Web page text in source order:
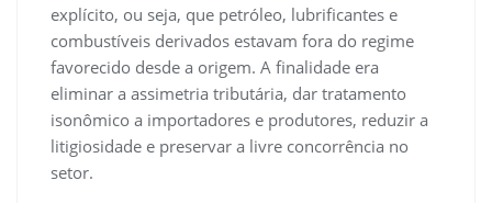
explícito, ou seja, que petróleo, lubrificantes e
combustíveis derivados estavam fora do regime
favorecido desde a origem. A finalidade era
eliminar a assimetria tributária, dar tratamento
isonômico a importadores e produtores, reduzir a
litigiosidade e preservar a livre concorrência no
setor.